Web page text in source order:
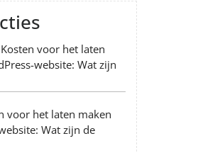
Kosten voor het laten
website: Wat zijn
voor het laten maken
Wat zijn de